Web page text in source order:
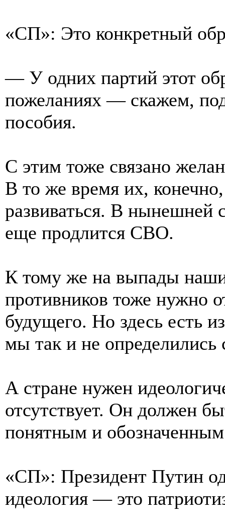
«СП»: Это конкретный
— У одних партий этот
пожеланиях — скажем,
пособия.
С этим тоже связано
В то же время их,
развиваться. В нынешней
еще продлится СВО.
К тому же на выпады
противников тоже нужно
будущего. Но здесь есть
мы так и не
А стране нужен
отсутствует. Он должен
понятным и
«СП»: Президент Путин
идеология — это